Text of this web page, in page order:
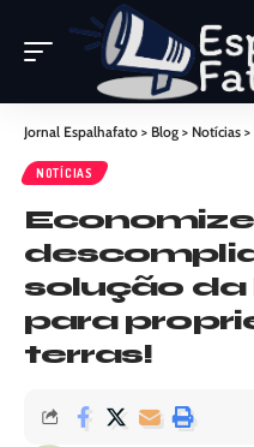
Jornal Espalhafato > Blog > Notícias >
NOTÍCIAS
solução da
para
terras!